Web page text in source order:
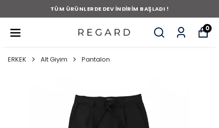
TÜM ÜRÜNLERDE DEV İNDİRİM BAŞLADI !
0
ERKEK Alt Giyim Pantalon